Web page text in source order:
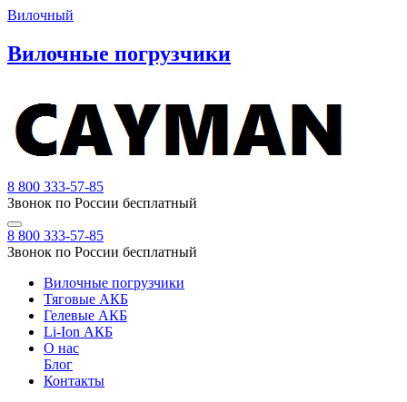
Вилочный
Вилочные погрузчики
8 800 333-57-85
Звонок по России бесплатный
8 800 333-57-85
Звонок по России бесплатный
Вилочные погрузчики
Тяговые АКБ
Гелевые АКБ
Li-Ion АКБ
О нас
Блог
Контакты